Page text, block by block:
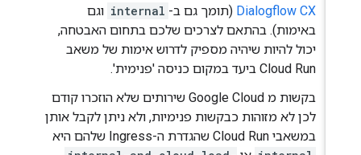
Dialogflow CX(תומך גם ב- internal וגם
באימות). בהתאם לצרכים שלכם בתחום האבטחה,
יכול להיות שיהיה מספיק לדרוש אימות של משאב
Cloud Run ביעד במקום כניסה 'פנימית'.
בקשות מ Google Cloud שירותים שלא הוזכרו קודם
לכן לא מזוהות כבקשות פנימיות, ולא ניתן לקבל אותן
במשאבי Cloud Run שהגדרת ה-Ingress שלהם היא